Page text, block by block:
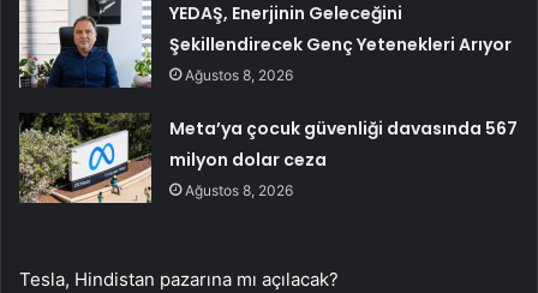
YEDAŞ, Enerjinin Geleceğini
Şekillendirecek Genç Yetenekleri Arıyor
Ağustos 8, 2026
Meta’ya çocuk güvenliği davasında 567
milyon dolar ceza
Ağustos 8, 2026
Tesla, Hindistan pazarına mı açılacak?